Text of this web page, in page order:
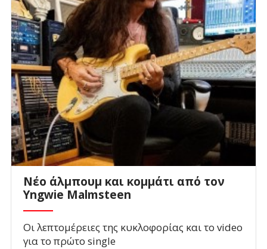
Νέο άλμπουμ και κομμάτι από τον
Yngwie Malmsteen
Οι λεπτομέρειες της κυκλοφορίας και το video
για το πρώτο single